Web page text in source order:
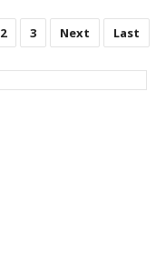
2 3 Next Last